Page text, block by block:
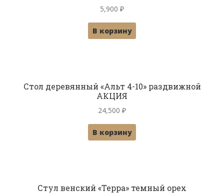
5,900 ₽
В корзину
Стол деревянный «Альт 4-10» раздвижной
АКЦИЯ
24,500 ₽
В корзину
Стул венский «Терра» темный орех